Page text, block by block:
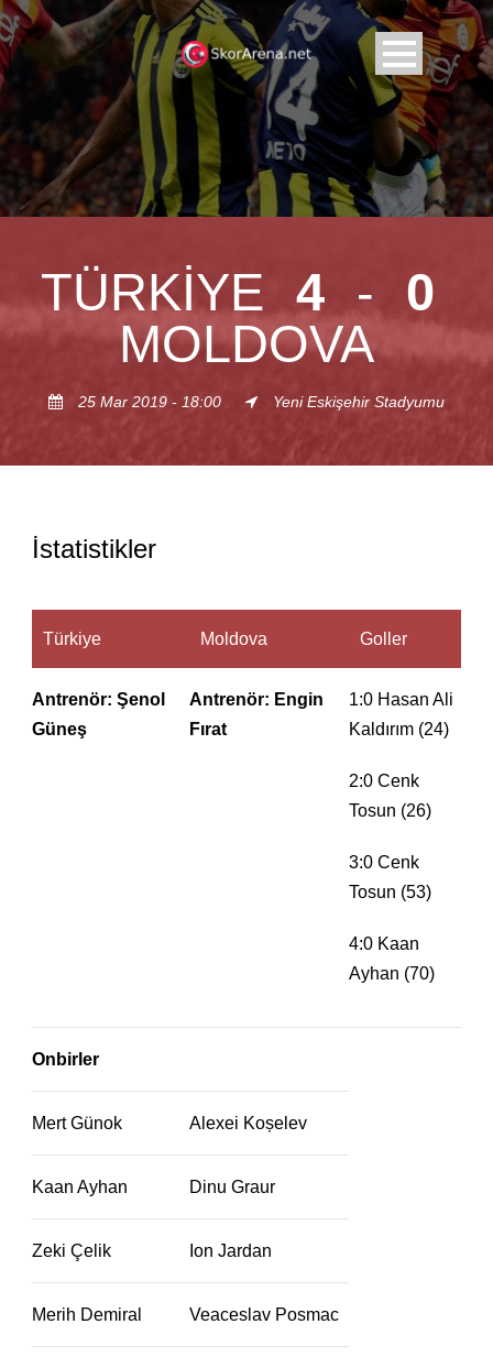
TÜRKIYE 4 -
0
MOLDOVA
25 Mar 2019 - 18:00 Yeni Eskişehir Stadyumu
İstatistikler
Türkiye Moldova Goller
Antrenör: Şenol
Güneş
Antrenör: Engin
Fırat
1:0 Hasan Ali
Kaldırım (24)
2:0 Cenk
Tosun (26)
3:0 Cenk
Tosun (53)
4:0 Kaan
Ayhan (70)
Onbirler
Mert Günok Alexei Koșelev
Kaan Ayhan Dinu Graur
Zeki Çelik Ion Jardan
Merih Demiral Veaceslav Posmac